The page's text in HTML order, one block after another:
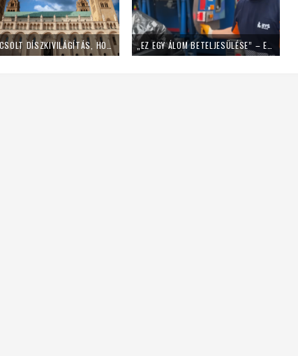
LEKAPCSOLT DÍSZKIVILÁGÍTÁS, HOME OFFICE – ÍGY SPÓROL AZ ENERGIÁVAL A PÉCSI EGYHÁZMEGYE